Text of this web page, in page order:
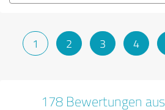
1 2 3 4
178 Bewertungen aus